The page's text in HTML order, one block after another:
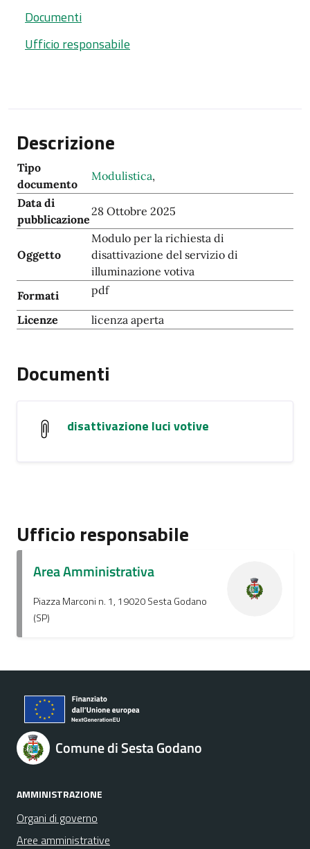
Documenti
Ufficio responsabile
Descrizione
Tipo
documento
Modulistica,
Data di
pubblicazione
28 Ottobre 2025
Oggetto
Modulo per la richiesta di
disattivazione del servizio di
illuminazione votiva
Formati
pdf
Licenze licenza aperta
Documenti
disattivazione luci votive
Ufficio responsabile
Area Amministrativa
Piazza Marconi n. 1, 19020 Sesta Godano
(SP)
Comune di Sesta Godano
AMMINISTRAZIONE
Organi di governo
Aree amministrative